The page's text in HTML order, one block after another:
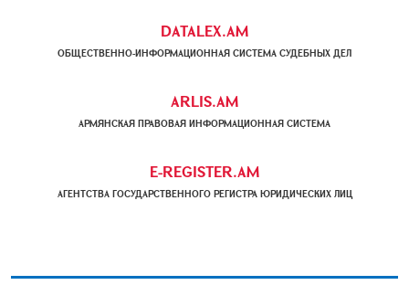
DATALEX.AM
ОБЩЕСТВЕННО-ИНФОРМАЦИОННАЯ СИСТЕМА СУДЕБНЫХ ДЕЛ
ARLIS.AM
АРМЯНСКАЯ ПРАВОВАЯ ИНФОРМАЦИОННАЯ СИСТЕМА
E-REGISTER.AM
АГЕНТСТВА ГОСУДАРСТВЕННОГО РЕГИСТРА ЮРИДИЧЕСКИХ ЛИЦ